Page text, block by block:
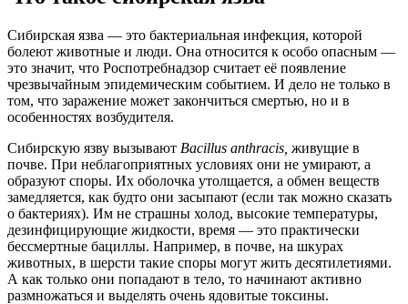
Сибирская язва — это бактериальная инфекция, которой
болеют животные и люди. Она относится к особо опасным —
это значит, что Роспотребнадзор считает её появление
чрезвычайным эпидемическим событием. И дело не только в
том, что заражение может закончиться смертью, но и в
особенностях возбудителя.
Сибирскую язву вызывают Bacillus anthracis, живущие в
почве. При неблагоприятных условиях они не умирают, а
образуют споры. Их оболочка утолщается, а обмен веществ
замедляется, как будто они засыпают (если так можно сказать
о бактериях). Им не страшны холод, высокие температуры,
дезинфицирующие жидкости, время — это практически
бессмертные бациллы. Например, в почве, на шкурах
животных, в шерсти такие споры могут жить десятилетиями.
А как только они попадают в тело, то начинают активно
размножаться и выделять очень ядовитые токсины.